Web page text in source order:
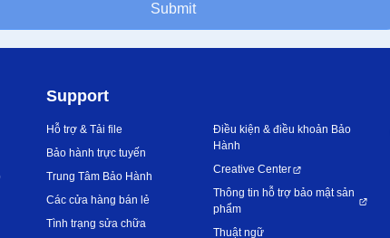
Submit
Support
Hỗ trợ & Tải file
Bảo hành trực tuyến
Trung Tâm Bảo Hành
Các cửa hàng bán lẻ
Tình trạng sửa chữa
Điều kiện & điều khoản Bảo
Hành
Creative Center
Thông tin hỗ trợ bảo mật sản
phẩm
Thuật ngữ